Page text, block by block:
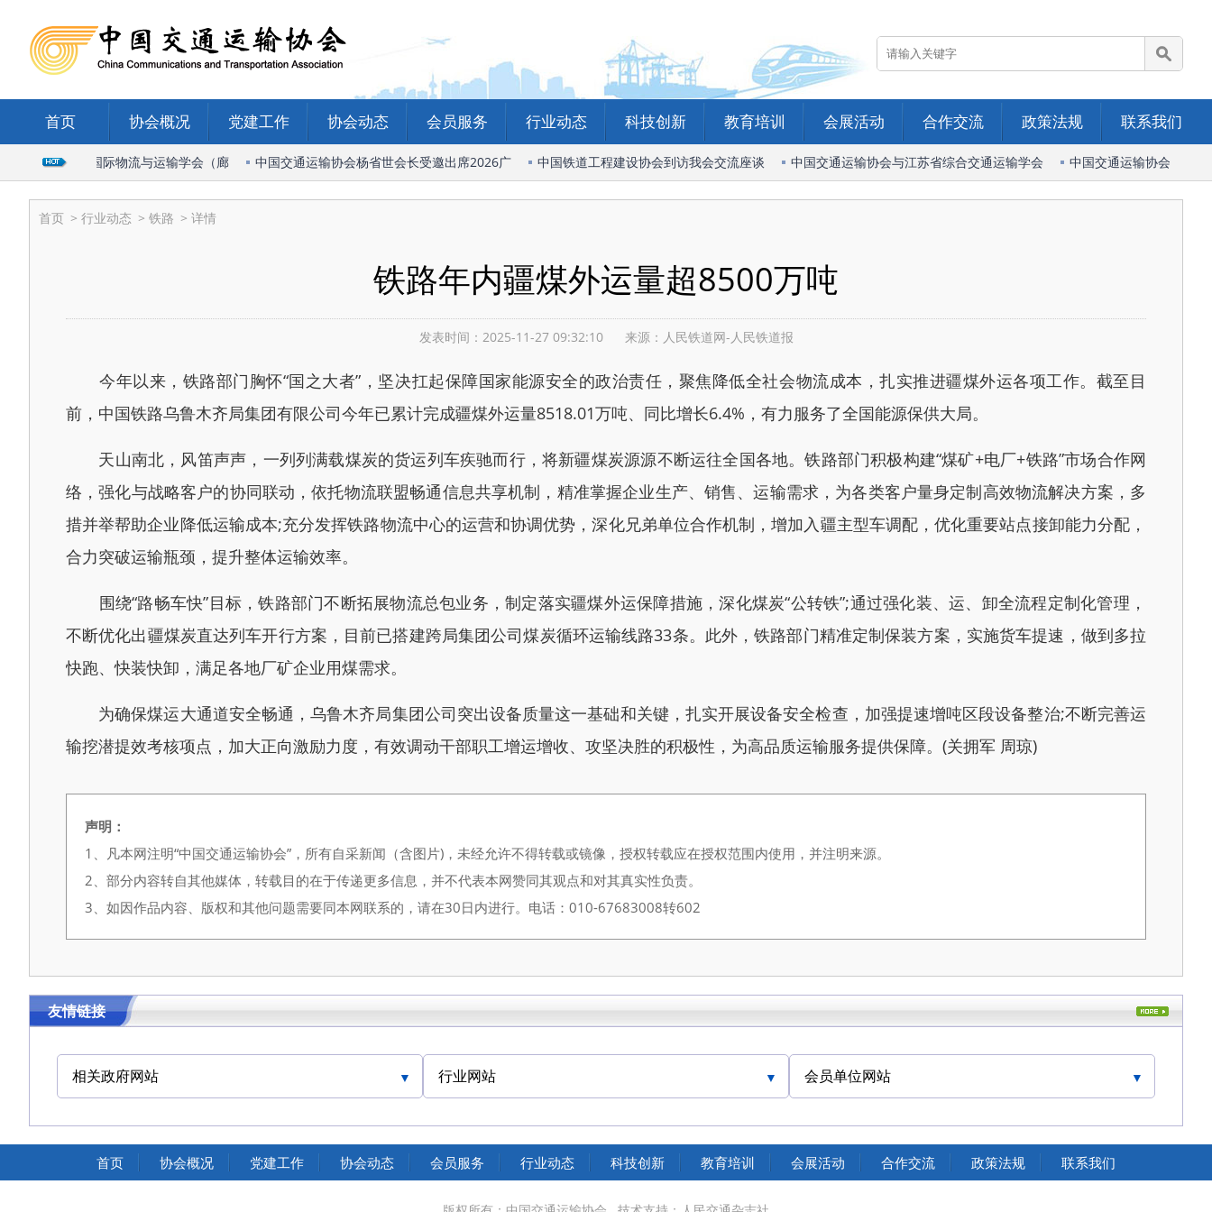
首页 协会概况 党建工作 协会动态 会员服务 行业动态 科技创新 教育培训 会展活动 合作交流 政策法规 联系我们
长出席2026国际物流与运输学会（廊 中国交通运输协会杨省世会长受邀出席2026广 中国铁道工程建设协会到访我会交流座谈 中国交通运输协会与江苏省综合交通运输学会 中国交通运输协会、中国
首页 > 行业动态 > 铁路 > 详情
铁路年内疆煤外运量超8500万吨
发表时间：2025-11-27 09:32:10 来源：人民铁道网-人民铁道报
今年以来，铁路部门胸怀“国之大者”，坚决扛起保障国家能源安全的政治责任，聚焦降低全社会物流成本，扎实推进疆煤外运各项工作。截至目
前，中国铁路乌鲁木齐局集团有限公司今年已累计完成疆煤外运量8518.01万吨、同比增长6.4%，有力服务了全国能源保供大局。
天山南北，风笛声声，一列列满载煤炭的货运列车疾驰而行，将新疆煤炭源源不断运往全国各地。铁路部门积极构建“煤矿+电厂+铁路”市场合作网
络，强化与战略客户的协同联动，依托物流联盟畅通信息共享机制，精准掌握企业生产、销售、运输需求，为各类客户量身定制高效物流解决方案，多
措并举帮助企业降低运输成本;充分发挥铁路物流中心的运营和协调优势，深化兄弟单位合作机制，增加入疆主型车调配，优化重要站点接卸能力分配，
合力突破运输瓶颈，提升整体运输效率。
围绕“路畅车快”目标，铁路部门不断拓展物流总包业务，制定落实疆煤外运保障措施，深化煤炭“公转铁”;通过强化装、运、卸全流程定制化管理，
不断优化出疆煤炭直达列车开行方案，目前已搭建跨局集团公司煤炭循环运输线路33条。此外，铁路部门精准定制保装方案，实施货车提速，做到多拉
快跑、快装快卸，满足各地厂矿企业用煤需求。
为确保煤运大通道安全畅通，乌鲁木齐局集团公司突出设备质量这一基础和关键，扎实开展设备安全检查，加强提速增吨区段设备整治;不断完善运
输挖潜提效考核项点，加大正向激励力度，有效调动干部职工增运增收、攻坚决胜的积极性，为高品质运输服务提供保障。(关拥军 周琼)
声明：
1、凡本网注明“中国交通运输协会”，所有自采新闻（含图片)，未经允许不得转载或镜像，授权转载应在授权范围内使用，并注明来源。
2、部分内容转自其他媒体，转载目的在于传递更多信息，并不代表本网赞同其观点和对其真实性负责。
3、如因作品内容、版权和其他问题需要同本网联系的，请在30日内进行。电话：010-67683008转602
友情链接
相关政府网站
中国交通运输协会官网
行业网站
中国交通运输协会官网
会员单位网站
中国交通运输协会官网
首页 协会概况 党建工作 协会动态 会员服务 行业动态 科技创新 教育培训 会展活动 合作交流 政策法规 联系我们